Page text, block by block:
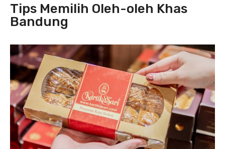
Tips Memilih Oleh-oleh Khas
Bandung